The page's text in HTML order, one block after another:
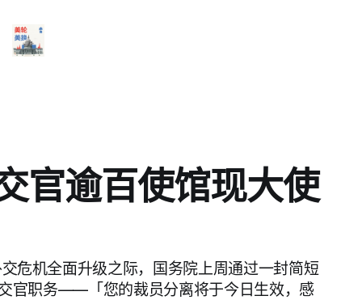
官逾百使馆现大使
危机全面升级之际，国务院上周通过一封简短
官职务——「您的裁员分离将于今日生效，感